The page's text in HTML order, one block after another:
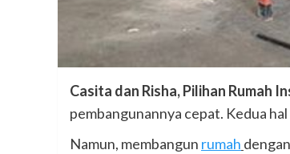
Casita dan Risha, Pilihan Rumah
pembangunannya cepat. Kedua
Namun, membangun rumah